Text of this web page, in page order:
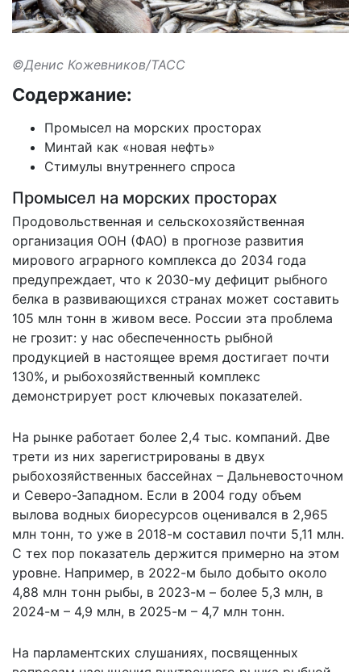
©Денис Кожевников/ТАСС
Содержание:
Промысел на морских просторах
Минтай как «новая нефть»
Стимулы внутреннего спроса
Промысел на морских просторах
Продовольственная и сельскохозяйственная
организация ООН (ФАО) в прогнозе развития
мирового аграрного комплекса до 2034 года
предупреждает, что к 2030-му дефицит рыбного
белка в развивающихся странах может составить
105 млн тонн в живом весе. России эта проблема
не грозит: у нас обеспеченность рыбной
продукцией в настоящее время достигает почти
130%, и рыбохозяйственный комплекс
демонстрирует рост ключевых показателей.
На рынке работает более 2,4 тыс. компаний. Две
трети из них зарегистрированы в двух
рыбохозяйственных бассейнах – Дальневосточном
и Северо-Западном. Если в 2004 году объем
вылова водных биоресурсов оценивался в 2,965
млн тонн, то уже в 2018-м составил почти 5,11 млн.
С тех пор показатель держится примерно на этом
уровне. Например, в 2022-м было добыто около
4,88 млн тонн рыбы, в 2023-м – более 5,3 млн, в
2024-м – 4,9 млн, в 2025-м – 4,7 млн тонн.
На парламентских слушаниях, посвященных